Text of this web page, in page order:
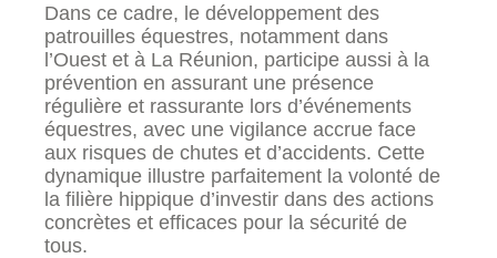
Dans ce cadre, le développement des
patrouilles équestres, notamment dans
l’Ouest et à La Réunion, participe aussi à la
prévention en assurant une présence
régulière et rassurante lors d’événements
équestres, avec une vigilance accrue face
aux risques de chutes et d’accidents. Cette
dynamique illustre parfaitement la volonté de
la filière hippique d’investir dans des actions
concrètes et efficaces pour la sécurité de
tous.